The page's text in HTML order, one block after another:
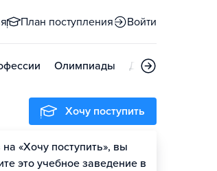
План поступления Войти
Олимпиады Дни открытых
Хочу поступить
«Хочу поступить», вы
это учебное заведение в
Гайд по поступлению